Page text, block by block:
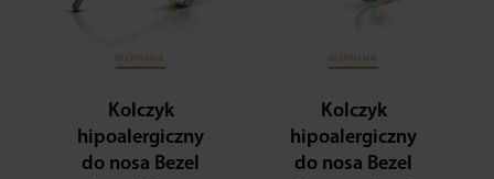
Kolczyk
hipoalergiczny
do nosa Bezel
Kolczyk
hipoalergiczny
do nosa Bezel